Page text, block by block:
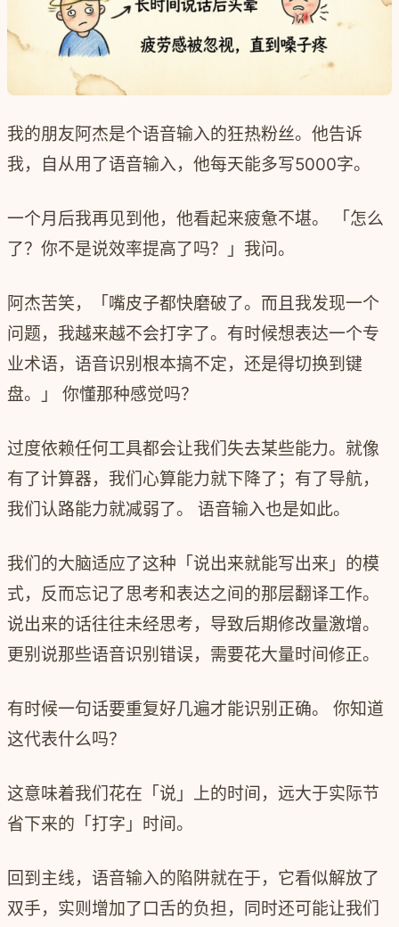
我的朋友阿杰是个语音输入的狂热粉丝。他告诉
我，自从用了语音输入，他每天能多写5000字。
一个月后我再见到他，他看起来疲惫不堪。 「怎么
了？你不是说效率提高了吗？」我问。
阿杰苦笑，「嘴皮子都快磨破了。而且我发现一个
问题，我越来越不会打字了。有时候想表达一个专
业术语，语音识别根本搞不定，还是得切换到键
盘。」 你懂那种感觉吗？
过度依赖任何工具都会让我们失去某些能力。就像
有了计算器，我们心算能力就下降了；有了导航，
我们认路能力就减弱了。 语音输入也是如此。
我们的大脑适应了这种「说出来就能写出来」的模
式，反而忘记了思考和表达之间的那层翻译工作。
说出来的话往往未经思考，导致后期修改量激增。
更别说那些语音识别错误，需要花大量时间修正。
有时候一句话要重复好几遍才能识别正确。 你知道
这代表什么吗？
这意味着我们花在「说」上的时间，远大于实际节
省下来的「打字」时间。
回到主线，语音输入的陷阱就在于，它看似解放了
双手，实则增加了口舌的负担，同时还可能让我们